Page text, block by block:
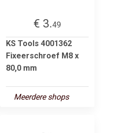
€ 3.49
KS Tools 4001362
Fixeerschroef M8 x
80,0 mm
Meerdere shops